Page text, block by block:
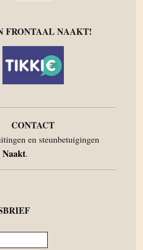
FRONTAAL NAAKT!
CONTACT
en steunbetuigingen
.